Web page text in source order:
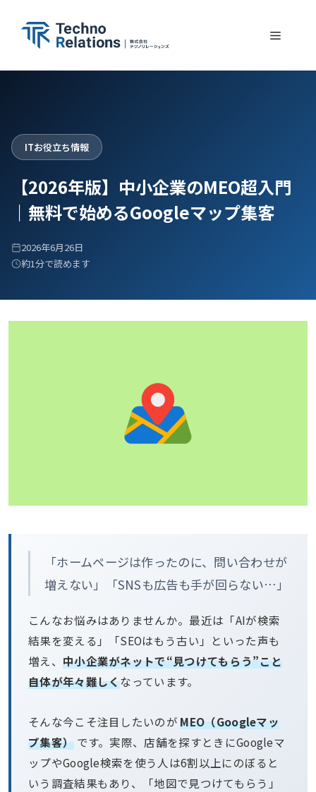
ン
メ
ITお役立ち情報
【2026年版】中小企業のMEO超入門
｜無料で始めるGoogleマップ集客
2026年6月26日
約1分で読めます
「ホームページは作ったのに、問い合わせが
増えない」「SNSも広告も手が回らない…」
こんなお悩みはありませんか。最近は「AIが検索
結果を変える」「SEOはもう古い」といった声も
増え、 中小企業がネットで“見つけてもらう”こと
自体が年々難しくなっています。
そんな今こそ注目したいのがMEO（Googleマッ
プ集客） です。実際、店舗を探すときにGoogleマ
ップやGoogle検索を使う人は6割以上にのぼると
いう調査結果もあり、「地図で見つけてもらう」